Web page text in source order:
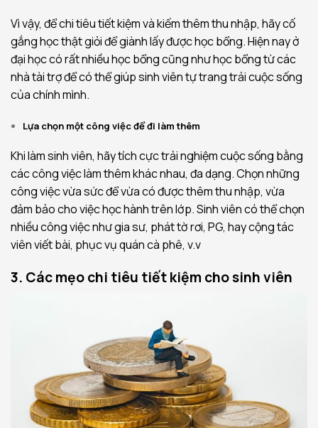
Vì vậy, để chi tiêu tiết kiệm và kiếm thêm thu nhập, hãy cố
gắng học thật giỏi để giành lấy được học bổng. Hiện nay ở
đại học có rất nhiều học bổng cũng như học bổng từ các
nhà tài trợ để có thể giúp sinh viên tự trang trải cuộc sống
của chính mình.
Lựa chọn một công việc để đi làm thêm
Khi làm sinh viên, hãy tích cực trải nghiệm cuộc sống bằng
các công việc làm thêm khác nhau, đa dạng. Chọn những
công việc vừa sức để vừa có được thêm thu nhập, vừa
đảm bảo cho việc học hành trên lớp. Sinh viên có thể chọn
nhiều công việc như gia sư, phát tờ rơi, PG, hay cộng tác
viên viết bài, phục vụ quán cà phê, v.v
3. Các mẹo chi tiêu tiết kiệm cho sinh viên